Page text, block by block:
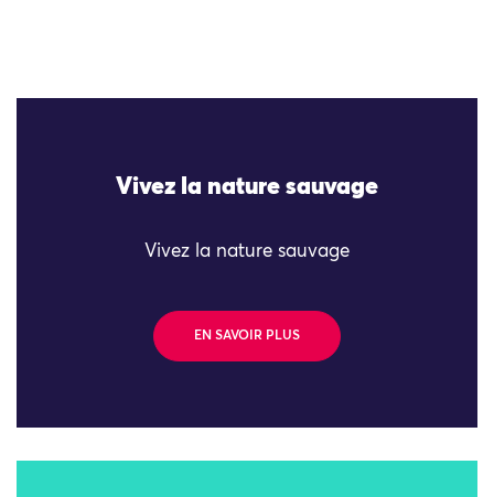
Vivez la nature sauvage
Vivez la nature sauvage
EN SAVOIR PLUS